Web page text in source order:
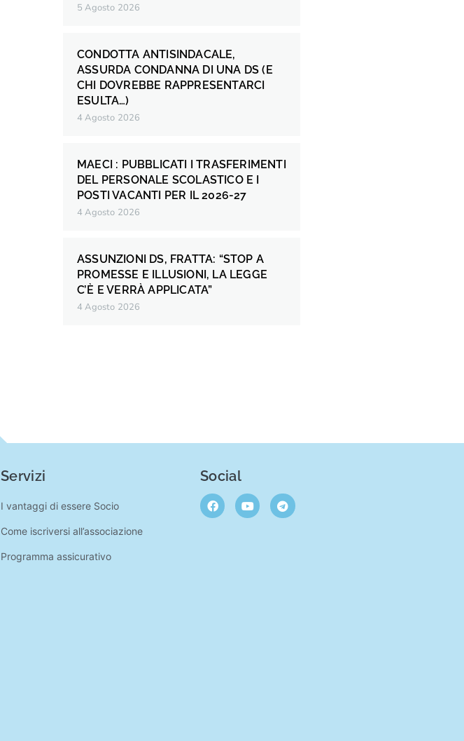
5 Agosto 2026
CONDOTTA ANTISINDACALE,
ASSURDA CONDANNA DI UNA DS (E
CHI DOVREBBE RAPPRESENTARCI
ESULTA…)
4 Agosto 2026
MAECI : PUBBLICATI I TRASFERIMENTI
DEL PERSONALE SCOLASTICO E I
POSTI VACANTI PER IL 2026-27
4 Agosto 2026
ASSUNZIONI DS, FRATTA: “STOP A
PROMESSE E ILLUSIONI, LA LEGGE
C’È E VERRÀ APPLICATA”
4 Agosto 2026
Servizi
I vantaggi di essere Socio
Come iscriversi all’associazione
Programma assicurativo
Social